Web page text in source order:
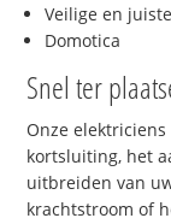
Veilige en
Domotica
Snel ter
Onze
kortsluiting, het
uitbreiden van
krachtstroom of